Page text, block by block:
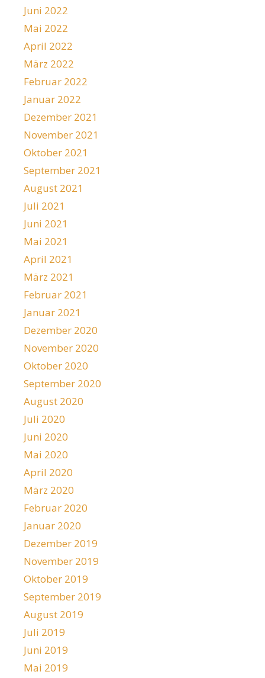
Juni 2022
Mai 2022
April 2022
März 2022
Februar 2022
Januar 2022
Dezember 2021
November 2021
Oktober 2021
September 2021
August 2021
Juli 2021
Juni 2021
Mai 2021
April 2021
März 2021
Februar 2021
Januar 2021
Dezember 2020
November 2020
Oktober 2020
September 2020
August 2020
Juli 2020
Juni 2020
Mai 2020
April 2020
März 2020
Februar 2020
Januar 2020
Dezember 2019
November 2019
Oktober 2019
September 2019
August 2019
Juli 2019
Juni 2019
Mai 2019